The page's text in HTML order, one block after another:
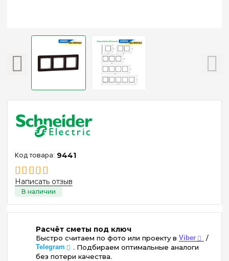
9441
Написать отзыв
Расчёт сметы под ключ
Быстро считаем по фото или проекту в Viber /
Telegram
. Подбираем оптимальные аналоги
без потери качества.